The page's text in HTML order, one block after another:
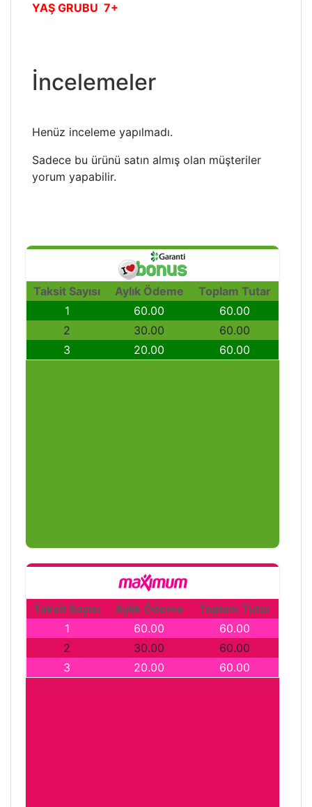
YAŞ GRUBU 7+
İncelemeler
Henüz inceleme yapılmadı.
Sadece bu ürünü satın almış olan müşteriler
yorum yapabilir.
Taksit Sayısı Aylık Ödeme
Toplam Tutar
1
60.00
60.00
2
30.00
60.00
3
20.00 60.00
Taksit Sayısı Aylık Ödeme
Toplam Tutar
1
60.00
60.00
2
30.00
60.00
3
20.00 60.00